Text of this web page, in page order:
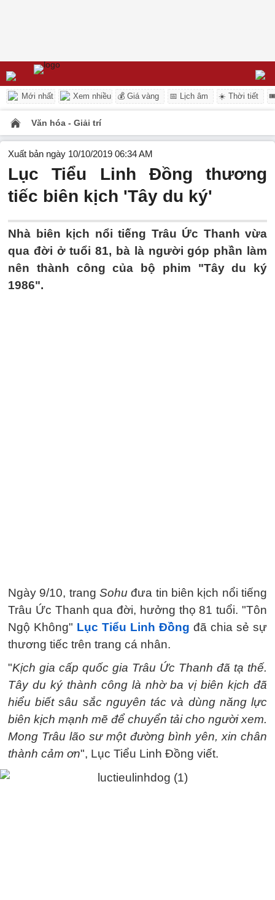
Mới nhất Xem nhiều 💰 Giá vàng 📅 Lịch âm ☀️ Thời tiết
Văn hóa - Giải trí
Xuất bản ngày 10/10/2019 06:34 AM
Lục Tiểu Linh Đồng thương
tiếc biên kịch 'Tây du ký'
Nhà biên kịch nổi tiếng Trâu Ức Thanh vừa
qua đời ở tuổi 81, bà là người góp phần làm
nên thành công của bộ phim "Tây du ký
1986".
Ngày 9/10, trang Sohu đưa tin biên kịch nổi tiếng
Trâu Ức Thanh qua đời, hưởng thọ 81 tuổi. "Tôn
Ngộ Không" Lục Tiểu Linh Đồng đã chia sẻ sự
thương tiếc trên trang cá nhân.
"Kịch gia cấp quốc gia Trâu Ức Thanh đã tạ thế.
Tây du ký thành công là nhờ ba vị biên kịch đã
hiểu biết sâu sắc nguyên tác và dùng năng lực
biên kịch mạnh mẽ để chuyển tải cho người xem.
Mong Trâu lão sư một đường bình yên, xin chân
thành cảm ơn", Lục Tiểu Linh Đồng viết.